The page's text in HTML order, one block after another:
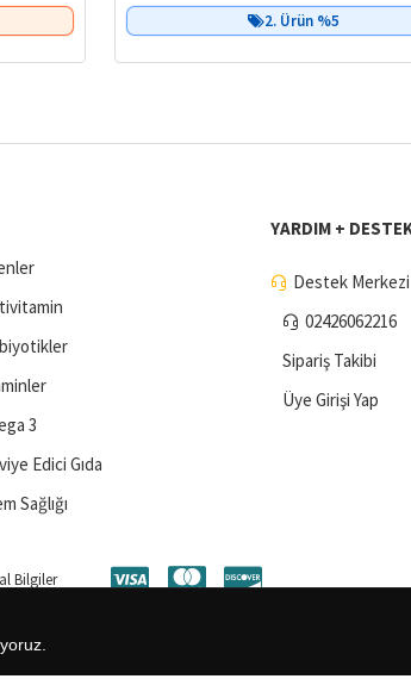
Birlikte Al
2. Ürün %5
3
Edici Gıda
Sağlığı
YARDIM +
Destek Merkezi
02426062216
Sipariş Takibi
Üye Girişi Yap
Bilgiler